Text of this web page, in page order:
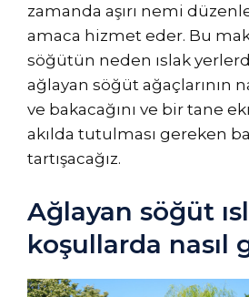
zamanda aşırı nemi
amaca hizmet eder. Bu
söğütün neden ıslak
ağlayan söğüt ağaçlarının
ve bakacağını ve bir tane
akılda tutulması gereken
tartışacağız.
Ağlayan söğüt
koşullarda nasıl